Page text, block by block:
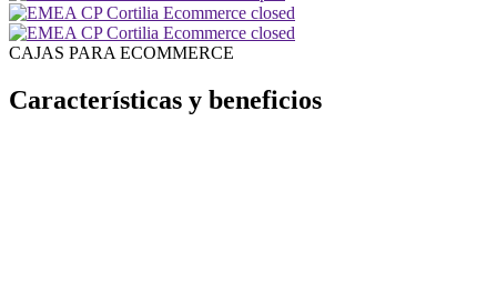
CAJAS PARA ECOMMERCE
Características y beneficios